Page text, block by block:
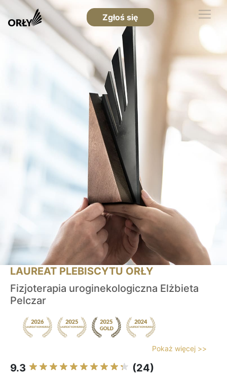
Zgłoś się
LAUREAT PLEBISCYTU ORŁY
Fizjoterapia uroginekologiczna Elżbieta
Pelczar
Pokaż więcej >>
9.3 (24)